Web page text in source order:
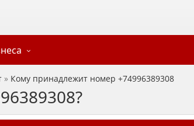
» Кому принадлежит номер +74996389308